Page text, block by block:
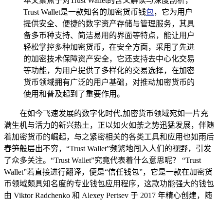
Trust Wallet是一款知名的加密货币钱包，它为用户
提供安全、便捷的数字资产存储与管理服务，其具
备多币种支持、简洁易用的界面等特点，能让用户
轻松掌控多种加密货币，在安全方面，采用了先进
的加密技术保障资产安全，它还支持去中心化交易
等功能，为用户提供了多样化的交易选择，在加密
货币领域拥有广泛的用户基础，对推动加密货币的
使用和普及起到了重要作用。
在如今飞速发展的数字化时代,加密货币领域宛如一片充
满生机与活力的新兴热土，正以如火如荼之势迅猛发展，伴随
着加密货币的崛起，与之紧密相关的各类工具和应用也如雨后
春笋般层出不穷，“Trust Wallet”频繁地闯入人们的视野，引发
了众多关注。“Trust Wallet”究竟代表着什么意思呢？ “Trust
Wallet”若直接进行翻译，便是“信任钱包”，它是一款在加密货
币领域颇具知名度的专业钱包应用程序，这款功能强大的钱包
由 Viktor Radchenko 和 Alexey Pertsev 于 2017 年精心创建，随